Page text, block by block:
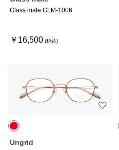
Glass mate GLM-1006
￥16,500
Ungrid